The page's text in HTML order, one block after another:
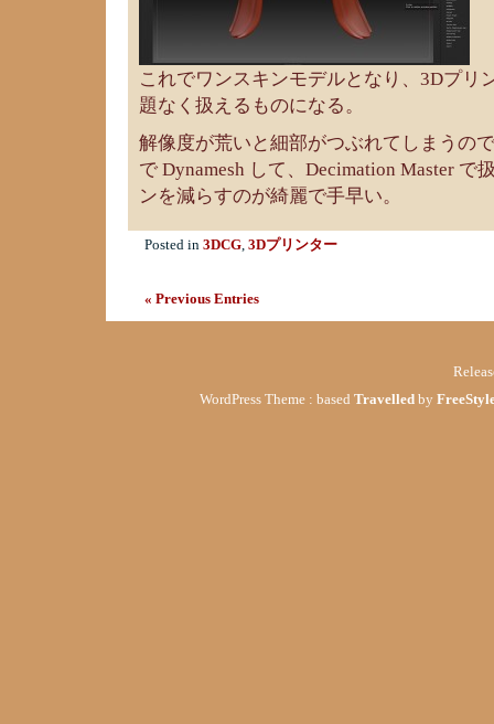
これでワンスキンモデルとなり、3Dプリ
題なく扱えるものになる。
解像度が荒いと細部がつぶれてしまうの
で Dynamesh して、Decimation Master で
ンを減らすのが綺麗で手早い。
Posted in 3DCG, 3Dプリンター
« Previous Entries
WordPress Theme : based Travelledby